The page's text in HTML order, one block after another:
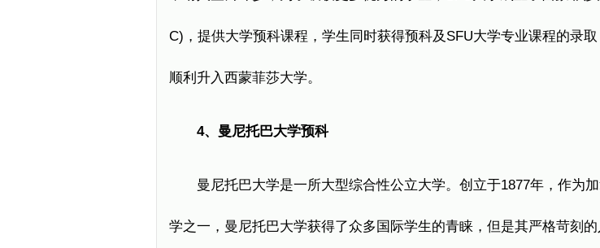
C)，提供大学预科课程，学生同时获得预科及SFU大学专业课程的录
顺利升入西蒙菲莎大学。
4、曼尼托巴大学预科
曼尼托巴大学是一所大型综合性公立大学。创立于1877年，作为
学之一，曼尼托巴大学获得了众多国际学生的青睐，但是其严格苛刻的